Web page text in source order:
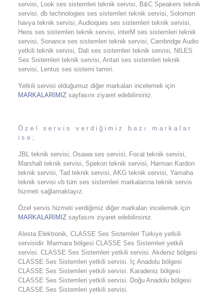
servisi, Look ses sistemleri teknik servisi, B&C Speakers teknik
servisi, db technologies ses sistemleri teknik servisi, Solomon
havya teknik servisi, Audioques ses sistemleri teknik servisi,
Heos ses sistemleri teknik servisi, interM ses sistemleri teknik
servisi, Sonance ses sistemleri teknik servisi, Cambridge Audio
yetkili teknik servisi, Dali ses sistemleri teknik servisi, NILES
Ses Sistemleri teknik servisi, Antari ses sistemleri teknik
servisi, Lentus ses sistemi tamiri.
Yetkili servisi olduğumuz diğer markaları incelemek için
MARKALARIMIZsayfasını ziyaret edebilirsiniz.
Özel servis verdiğimiz bazı markalar
ise;
JBL teknik servisi, Osawa ses servisi, Focal teknik servisi,
Marshall teknik servisi, Spekon teknik servisi, Harman Kardon
teknik servisi, Tad teknik servisi, AKG teknik servisi, Yamaha
teknik servisi vb tüm ses sistemleri markalarına teknik servis
hizmeti sağlamaktayız.
Özel servis hizmeti verdiğimiz diğer markaları incelemek için
MARKALARIMIZsayfasını ziyaret edebilirsiniz.
Alesta Elektronik, CLASSE Ses Sistemleri Türkiye yetkili
servisidir. Marmara bölgesi CLASSE Ses Sistemleri yetkili
servisi. CLASSE Ses Sistemleri yetkili servisi. Akdeniz bölgesi
CLASSE Ses Sistemleri yetkili servisi. İç Anadolu bölgesi
CLASSE Ses Sistemleri yetkili servisi. Karadeniz bölgesi
CLASSE Ses Sistemleri yetkili servisi. Doğu Anadolu bölgesi
CLASSE Ses Sistemleri yetkili servisi.